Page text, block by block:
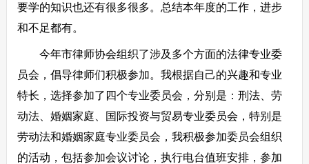
要学的知识也还有很多很多。总结本年度的工作，进步
和不足都有。
今年市律师协会组织了涉及多个方面的法律专业委
员会，倡导律师们积极参加。我根据自己的兴趣和专业
特长，选择参加了四个专业委员会，分别是：刑法、劳
动法、婚姻家庭、国际投资与贸易专业委员会，特别是
劳动法和婚姻家庭专业委员会，我积极参加委员会组织
的活动，包括参加会议讨论，执行电台值班安排，参加